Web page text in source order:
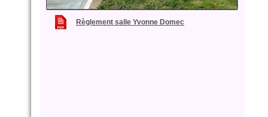
Règlement salle Yvonne Domec